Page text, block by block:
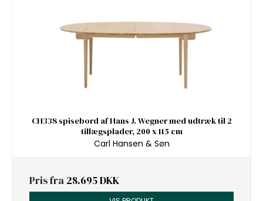
CH338 spisebord af Hans J. Wegner med udtræk til 2
tillægsplader, 200 x 115 cm
Carl Hansen & Søn
Pris fra 28.695 DKK